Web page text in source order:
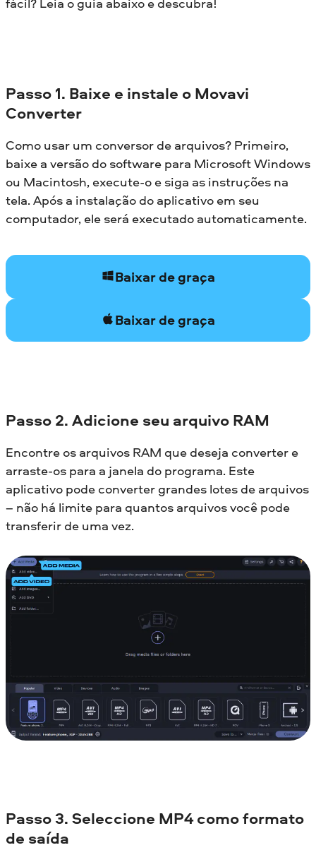
Passo 1. Baixe e instale o Movavi
Converter
Como usar um conversor de arquivos? Primeiro,
baixe a versão do software para Microsoft Windows
ou Macintosh, execute-o e siga as instruções na
tela. Após a instalação do aplicativo em seu
computador, ele será executado automaticamente.
Baixar de graça
Baixar de graça
Passo 2. Adicione seu arquivo RAM
Encontre os arquivos RAM que deseja converter e
arraste-os para a janela do programa. Este
aplicativo pode converter grandes lotes de arquivos
– não há limite para quantos arquivos você pode
transferir de uma vez.
Passo 3. Seleccione MP4 como formato
de saída